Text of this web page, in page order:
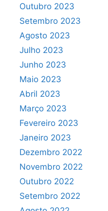
Outubro 2023
Setembro 2023
Agosto 2023
Julho 2023
Junho 2023
Maio 2023
Abril 2023
Março 2023
Fevereiro 2023
Janeiro 2023
Dezembro 2022
Novembro 2022
Outubro 2022
Setembro 2022